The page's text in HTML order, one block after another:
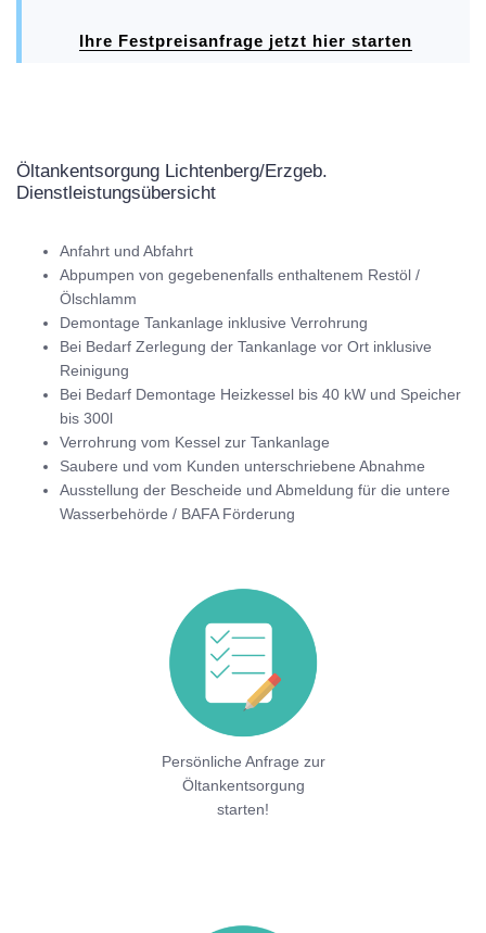
Ihre Festpreisanfrage jetzt hier starten
Öltankentsorgung Lichtenberg/Erzgeb.
Dienstleistungsübersicht
Anfahrt und Abfahrt
Abpumpen von gegebenenfalls enthaltenem Restöl /
Ölschlamm
Demontage Tankanlage inklusive Verrohrung
Bei Bedarf Zerlegung der Tankanlage vor Ort inklusive
Reinigung
Bei Bedarf Demontage Heizkessel bis 40 kW und Speicher
bis 300l
Verrohrung vom Kessel zur Tankanlage
Saubere und vom Kunden unterschriebene Abnahme
Ausstellung der Bescheide und Abmeldung für die untere
Wasserbehörde / BAFA Förderung
Persönliche Anfrage zur
Öltankentsorgung
starten!